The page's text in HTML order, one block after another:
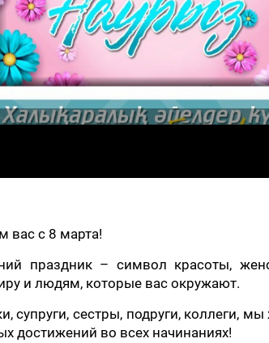
вас с 8 марта!
праздник – символ красоты,
и людям, которые вас окружают.
супруги, сестры, подруги, коллеги,
достижений во всех начинаниях!